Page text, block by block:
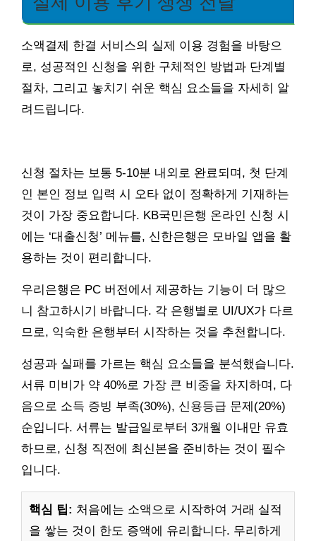
소액결제 한결 서비스의 실제 이용 경험을 바탕으
로, 성공적인 신청을 위한 구체적인 방법과 단계별
절차, 그리고 놓치기 쉬운 핵심 요소들을 자세히 알
려드립니다.
신청 절차는 보통 5-10분 내외로 완료되며, 첫 단계
인 본인 정보 입력 시 오타 없이 정확하게 기재하는
것이 가장 중요합니다. KB국민은행 온라인 신청 시
에는 ‘대출신청’ 메뉴를, 신한은행은 모바일 앱을 활
용하는 것이 편리합니다.
우리은행은 PC 버전에서 제공하는 기능이 더 많으
니 참고하시기 바랍니다. 각 은행별로 UI/UX가 다르
므로, 익숙한 은행부터 시작하는 것을 추천합니다.
성공과 실패를 가르는 핵심 요소들을 분석했습니다.
서류 미비가 약 40%로 가장 큰 비중을 차지하며, 다
음으로 소득 증빙 부족(30%), 신용등급 문제(20%)
순입니다. 서류는 발급일로부터 3개월 이내만 유효
하므로, 신청 직전에 최신본을 준비하는 것이 필수
입니다.
핵심 팁: 처음에는 소액으로 시작하여 거래 실적
을 쌓는 것이 한도 증액에 유리합니다. 무리하게